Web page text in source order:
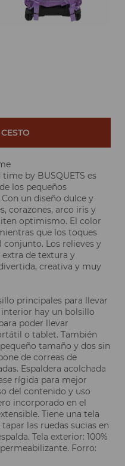
time by BUSQUETS es
los pequeños
un diseño dulce y
corazones, arco iris y
optimismo. El color
que los toques
Los relieves y
de textura y
creativa y muy
principales para llevar
interior hay un bolsillo
poder llevar
o tablet. También
tamaño y dos sin
de correas de
Espaldera acolchada
rígida para mejor
del contenido y uso
incorporado en el
Tiene una tela
las ruedas sucias en
Tela exterior: 100%
Forro: